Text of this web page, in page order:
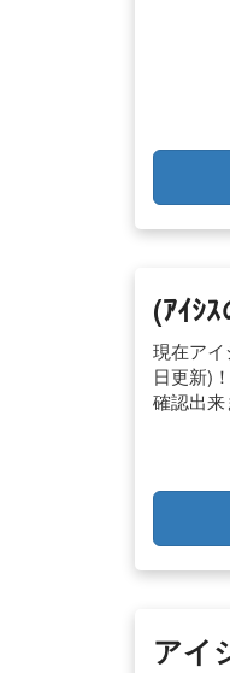
(ｱｲｼ
現在ア
日更新)
確認出来
アイ